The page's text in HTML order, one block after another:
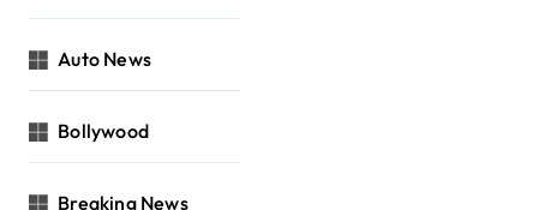
Auto News
Bollywood
Breaking News